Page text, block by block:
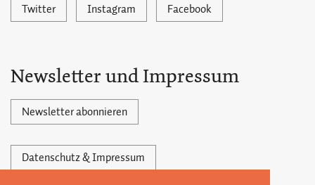
Twitter Instagram Facebook
Newsletter und Impressum
Newsletter abonnieren
Datenschutz & Impressum